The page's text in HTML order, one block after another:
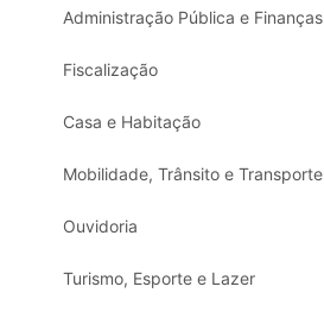
Administração Pública e Finanças
Fiscalização
Casa e Habitação
Mobilidade, Trânsito e Transporte
Ouvidoria
Turismo, Esporte e Lazer